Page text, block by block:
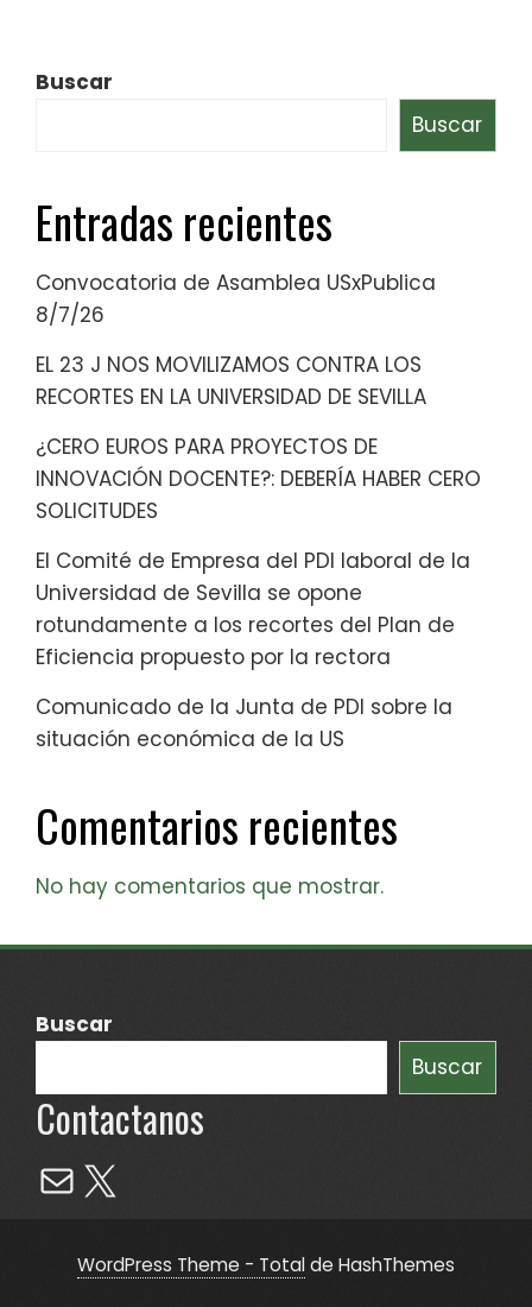
Buscar
Buscar
Entradas recientes
Convocatoria de Asamblea USxPublica
8/7/26
EL 23 J NOS MOVILIZAMOS CONTRA LOS
RECORTES EN LA UNIVERSIDAD DE SEVILLA
¿CERO EUROS PARA PROYECTOS DE
INNOVACIÓN DOCENTE?: DEBERÍA HABER CERO
SOLICITUDES
El Comité de Empresa del PDI laboral de la
Universidad de Sevilla se opone
rotundamente a los recortes del Plan de
Eficiencia propuesto por la rectora
Comunicado de la Junta de PDI sobre la
situación económica de la US
Comentarios recientes
No hay comentarios que mostrar.
Buscar
Buscar
Contactanos
Mail
X
WordPress Theme - Totalde HashThemes